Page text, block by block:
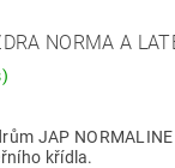
NORMA A
JAP NORMALINE
křídla.